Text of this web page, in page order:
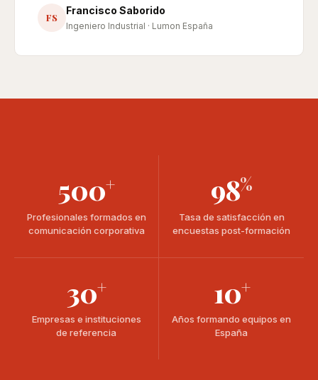
FS
Francisco Saborido
Ingeniero Industrial · Lumon España
500+
Profesionales formados en
comunicación corporativa
98%
Tasa de satisfacción en
encuestas post-formación
30+
Empresas e instituciones
de referencia
10+
Años formando equipos en
España